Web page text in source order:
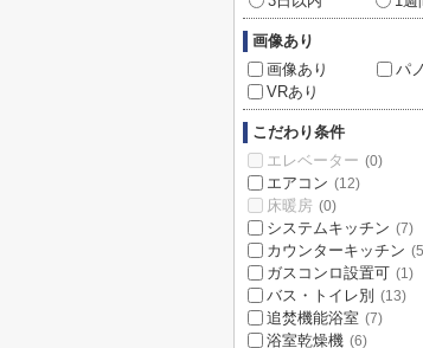
画像あり
画像あり
パ
VRあり
こだわり条件
エレベーター (0)
エアコン (12)
床暖房 (0)
システムキッチン (7)
カウンターキッチン
ガスコンロ設置可 (1)
バス・トイレ別 (13)
追焚機能浴室 (7)
浴室乾燥機 (6)